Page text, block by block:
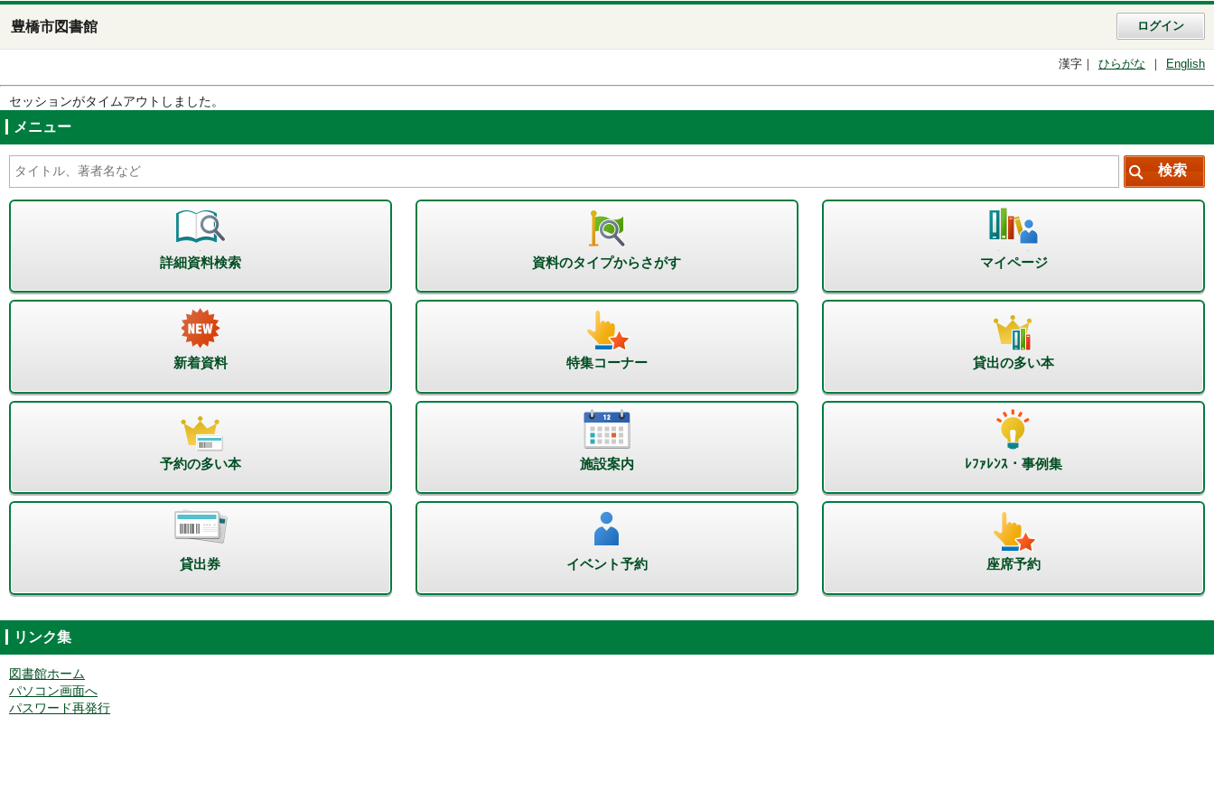
豊橋市図書館 ログイン
漢字 ひらがな English
セッションがタイムアウトしました。
メニュー
詳細資料検索 資料のタイプからさがす マイページ
新着資料 特集コーナー 貸出の多い本
予約の多い本 施設案内 ﾚﾌｧﾚﾝｽ・事例集
貸出券 イベント予約 座席予約
リンク集
図書館ホーム
パソコン画面へ
パスワード再発行